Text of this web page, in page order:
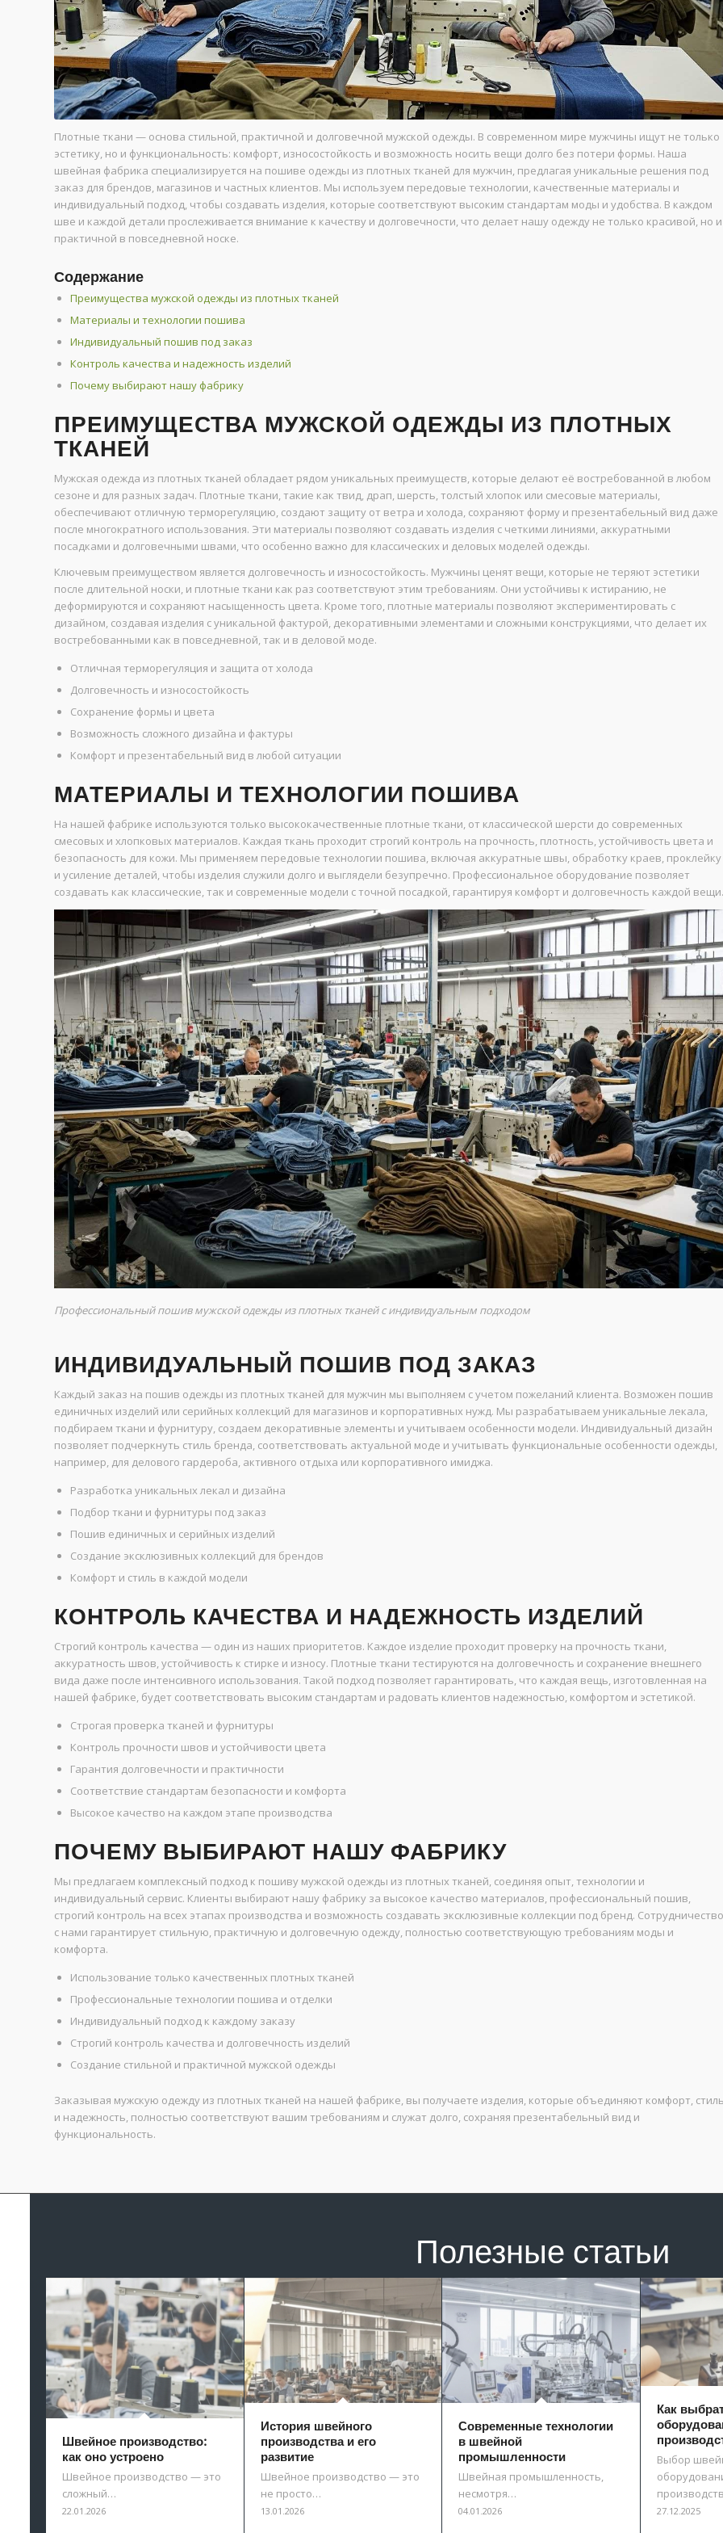
Плотные ткани — основа стильной, практичной и долговечной мужской одежды. В современном мире мужчины ищут не только
эстетику, но и функциональность: комфорт, износостойкость и возможность носить вещи долго без потери формы. Наша
швейная фабрика специализируется на пошиве одежды из плотных тканей для мужчин, предлагая уникальные решения под
заказ для брендов, магазинов и частных клиентов. Мы используем передовые технологии, качественные материалы и
индивидуальный подход, чтобы создавать изделия, которые соответствуют высоким стандартам моды и удобства. В каждом
шве и каждой детали прослеживается внимание к качеству и долговечности, что делает нашу одежду не только красивой, но и
практичной в повседневной носке.
Содержание
Преимущества мужской одежды из плотных тканей
Материалы и технологии пошива
Индивидуальный пошив под заказ
Контроль качества и надежность изделий
Почему выбирают нашу фабрику
ПРЕИМУЩЕСТВА МУЖСКОЙ ОДЕЖДЫ ИЗ ПЛОТНЫХ
ТКАНЕЙ
Мужская одежда из плотных тканей обладает рядом уникальных преимуществ, которые делают её востребованной в любом
сезоне и для разных задач. Плотные ткани, такие как твид, драп, шерсть, толстый хлопок или смесовые материалы,
обеспечивают отличную терморегуляцию, создают защиту от ветра и холода, сохраняют форму и презентабельный вид даже
после многократного использования. Эти материалы позволяют создавать изделия с четкими линиями, аккуратными
посадками и долговечными швами, что особенно важно для классических и деловых моделей одежды.
Ключевым преимуществом является долговечность и износостойкость. Мужчины ценят вещи, которые не теряют эстетики
после длительной носки, и плотные ткани как раз соответствуют этим требованиям. Они устойчивы к истиранию, не
деформируются и сохраняют насыщенность цвета. Кроме того, плотные материалы позволяют экспериментировать с
дизайном, создавая изделия с уникальной фактурой, декоративными элементами и сложными конструкциями, что делает их
востребованными как в повседневной, так и в деловой моде.
Отличная терморегуляция и защита от холода
Долговечность и износостойкость
Сохранение формы и цвета
Возможность сложного дизайна и фактуры
Комфорт и презентабельный вид в любой ситуации
МАТЕРИАЛЫ И ТЕХНОЛОГИИ ПОШИВА
На нашей фабрике используются только высококачественные плотные ткани, от классической шерсти до современных
смесовых и хлопковых материалов. Каждая ткань проходит строгий контроль на прочность, плотность, устойчивость цвета и
безопасность для кожи. Мы применяем передовые технологии пошива, включая аккуратные швы, обработку краев, проклейку
и усиление деталей, чтобы изделия служили долго и выглядели безупречно. Профессиональное оборудование позволяет
создавать как классические, так и современные модели с точной посадкой, гарантируя комфорт и долговечность каждой вещи.
Профессиональный пошив мужской одежды из плотных тканей с индивидуальным подходом
ИНДИВИДУАЛЬНЫЙ ПОШИВ ПОД ЗАКАЗ
Каждый заказ на пошив одежды из плотных тканей для мужчин мы выполняем с учетом пожеланий клиента. Возможен пошив
единичных изделий или серийных коллекций для магазинов и корпоративных нужд. Мы разрабатываем уникальные лекала,
подбираем ткани и фурнитуру, создаем декоративные элементы и учитываем особенности модели. Индивидуальный дизайн
позволяет подчеркнуть стиль бренда, соответствовать актуальной моде и учитывать функциональные особенности одежды,
например, для делового гардероба, активного отдыха или корпоративного имиджа.
Разработка уникальных лекал и дизайна
Подбор ткани и фурнитуры под заказ
Пошив единичных и серийных изделий
Создание эксклюзивных коллекций для брендов
Комфорт и стиль в каждой модели
КОНТРОЛЬ КАЧЕСТВА И НАДЕЖНОСТЬ ИЗДЕЛИЙ
Строгий контроль качества — один из наших приоритетов. Каждое изделие проходит проверку на прочность ткани,
аккуратность швов, устойчивость к стирке и износу. Плотные ткани тестируются на долговечность и сохранение внешнего
вида даже после интенсивного использования. Такой подход позволяет гарантировать, что каждая вещь, изготовленная на
нашей фабрике, будет соответствовать высоким стандартам и радовать клиентов надежностью, комфортом и эстетикой.
Строгая проверка тканей и фурнитуры
Контроль прочности швов и устойчивости цвета
Гарантия долговечности и практичности
Соответствие стандартам безопасности и комфорта
Высокое качество на каждом этапе производства
ПОЧЕМУ ВЫБИРАЮТ НАШУ ФАБРИКУ
Мы предлагаем комплексный подход к пошиву мужской одежды из плотных тканей, соединяя опыт, технологии и
индивидуальный сервис. Клиенты выбирают нашу фабрику за высокое качество материалов, профессиональный пошив,
строгий контроль на всех этапах производства и возможность создавать эксклюзивные коллекции под бренд. Сотрудничество
с нами гарантирует стильную, практичную и долговечную одежду, полностью соответствующую требованиям моды и
комфорта.
Использование только качественных плотных тканей
Профессиональные технологии пошива и отделки
Индивидуальный подход к каждому заказу
Строгий контроль качества и долговечность изделий
Создание стильной и практичной мужской одежды
Заказывая мужскую одежду из плотных тканей на нашей фабрике, вы получаете изделия, которые объединяют комфорт,
и надежность, полностью соответствуют вашим требованиям и служат долго, сохраняя презентабельный вид и
функциональность.
Полезные статьи
Швейное производство:
как оно устроено
Швейное производство — это
сложный…
22.01.2026
История швейного
производства и его
развитие
Швейное производство — это
не просто…
13.01.2026
Современные технологии
в швейной
промышленности
Швейная промышленность,
несмотря…
04.01.2026
Как
Выбор
27.12.2025